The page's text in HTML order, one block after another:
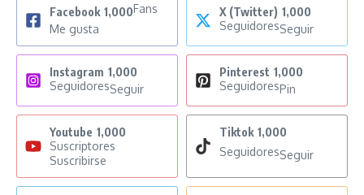
Facebook 1,000Fans
Me gusta
X (Twitter) 1,000
SeguidoresSeguir
Instagram 1,000
SeguidoresSeguir
Pinterest 1,000
SeguidoresPin
Youtube 1,000
Suscriptores
Suscribirse
Tiktok 1,000
SeguidoresSeguir